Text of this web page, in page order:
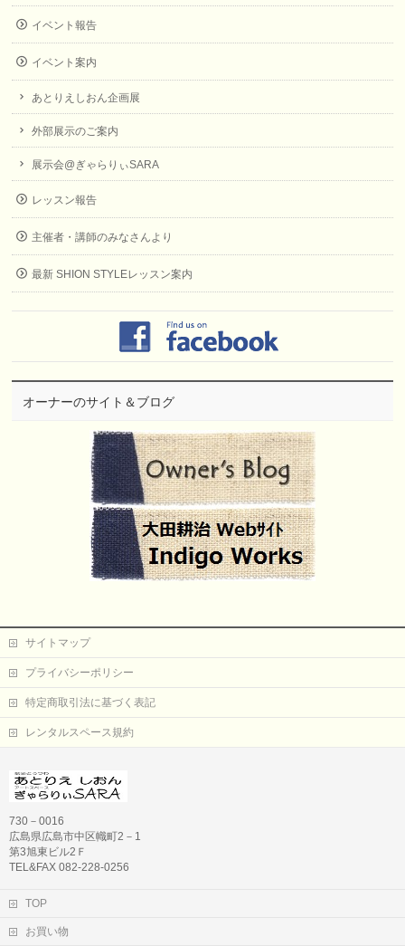
イベント報告
イベント案内
あとりえしおん企画展
外部展示のご案内
展示会@ぎゃらりぃSARA
レッスン報告
主催者・講師のみなさんより
最新 SHION STYLEレッスン案内
オーナーのサイト＆ブログ
サイトマップ
プライバシーポリシー
特定商取引法に基づく表記
レンタルスペース規約
730－0016
広島県広島市中区幟町2－1
第3旭東ビル2Ｆ
TEL&FAX 082-228-0256
TOP
お買い物